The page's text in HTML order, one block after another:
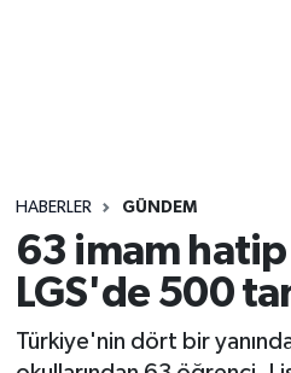
HABERLER GÜNDEM
63 imam
LGS'de 500
Türkiye'nin dört bir
Yaşam